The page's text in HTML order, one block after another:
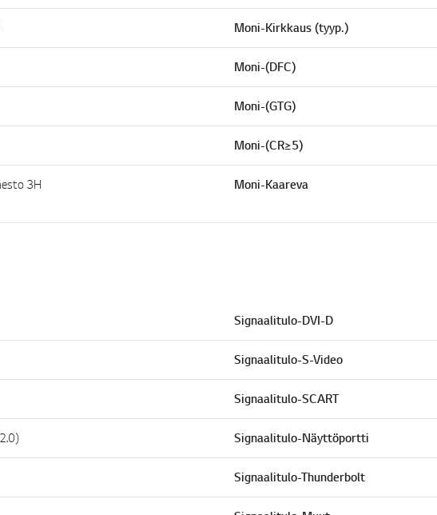
i
Moni-Kirkkaus (tyyp.)
Moni-(DFC)
Moni-(GTG)
Moni-(CR≥5)
3H Moni-Kaareva
Signaalitulo-DVI-D
Signaalitulo-S-Video
Signaalitulo-SCART
Signaalitulo-Näyttöportti
Signaalitulo-Thunderbolt